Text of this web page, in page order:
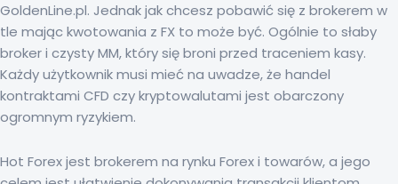
GoldenLine.pl. Jednak jak chcesz pobawić się z brokerem w
tle mając kwotowania z FX to może być. Ogólnie to słaby
broker i czysty MM, który się broni przed traceniem kasy.
Każdy użytkownik musi mieć na uwadze, że handel
kontraktami CFD czy kryptowalutami jest obarczony
ogromnym ryzykiem.
Hot Forex jest brokerem na rynku Forex i towarów, a jego